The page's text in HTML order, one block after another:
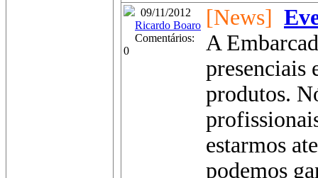
09/11/2012
Ricardo Boaro
Comentários:
0
[News]
A
presenciais
produtos.
estarmos
podemos